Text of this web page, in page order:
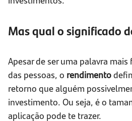
Mas qual o significado
Apesar de ser uma palavra
das pessoas, o rendimento
retorno que alguém
investimento. Ou seja, é o
aplicação pode te trazer.